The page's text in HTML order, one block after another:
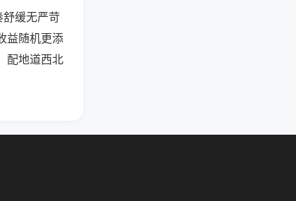
缓无严苛
益随机更添
配地道西北